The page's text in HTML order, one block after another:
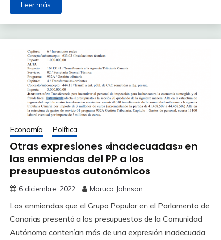
Leer más
Economía Política
Otras expresiones «inadecuadas» en
las enmiendas del PP a los
presupuestos autonómicos
6 diciembre, 2022 Maruca Johnson
Las enmiendas que el Grupo Popular en el Parlamento de
Canarias presentó a los presupuestos de la Comunidad
Autónoma contenían más de una expresión inadecuada